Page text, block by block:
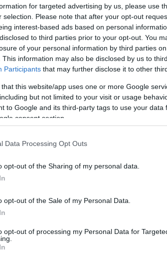
for targeted advertising by us, please use
selection. Please note that after your opt-out
interest-based ads based on personal
to third parties prior to your opt-out. You
of your personal information by third parties
This information may also be disclosed by us to
Participants that may further disclose it to other
that this website/app uses one or more Google
but not limited to your visit or usage
to Google and its third-party tags to use your data
consent section.
Data Processing Opt Outs
opt-out of the Sharing of my personal data.
opt-out of the Sale of my Personal Data.
opt-out of processing my Personal Data for
téli játékokon, 6
az évben rendezték a
1992-94 óta van